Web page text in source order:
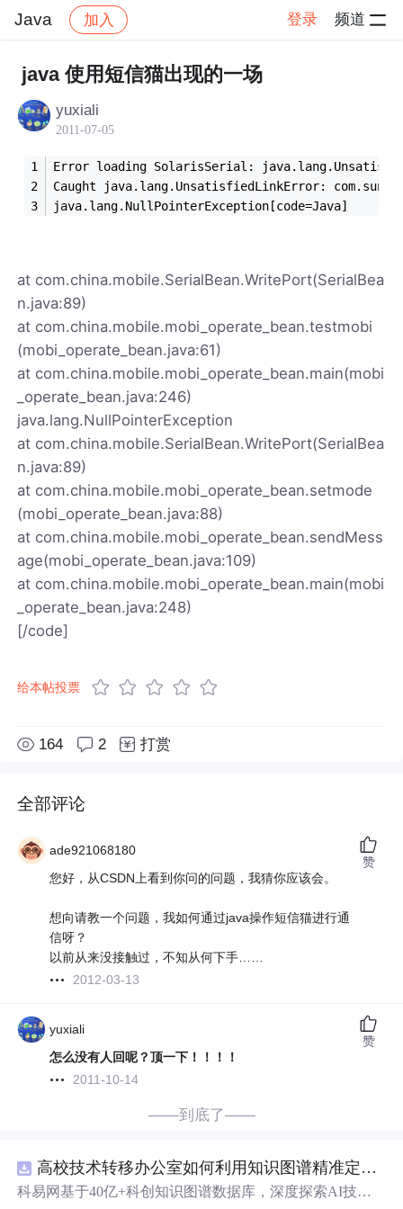
Java 加入 登录 频道
社区 Java 帖子详情
java 使用短信猫出现的一场
yuxiali
2011-07-05
Error loading SolarisSerial:
Caught java.lang.UnsatisfiedLinkError:
java.lang.NullPointerException[code=Java]
at com.china.mobile.SerialBean.WritePort(SerialBea
n.java:89)
at com.china.mobile.mobi_operate_bean.testmobi
(mobi_operate_bean.java:61)
at com.china.mobile.mobi_operate_bean.main(mobi
_operate_bean.java:246)
java.lang.NullPointerException
at com.china.mobile.SerialBean.WritePort(SerialBea
n.java:89)
at com.china.mobile.mobi_operate_bean.setmode
(mobi_operate_bean.java:88)
at com.china.mobile.mobi_operate_bean.sendMess
age(mobi_operate_bean.java:109)
at com.china.mobile.mobi_operate_bean.main(mobi
_operate_bean.java:248)
[/code]
给本帖投票
164 2 打赏
全部评论
ade921068180
您好，从CSDN上看到你问的问题，我猜你应该会。
想向请教一个问题，我如何通过java操作短信猫进行通
信呀？
以前从来没接触过，不知从何下手……
2012-03-13
赞
yuxiali
怎么没有人回呢？顶一下！！！！
2011-10-14
赞
——到底了——
高校技术转移办公室如何利用知识图谱精准定位产业需求与技术适配点？.docx
科易网基于40亿+科创知识图谱数据库，深度探索AI技术